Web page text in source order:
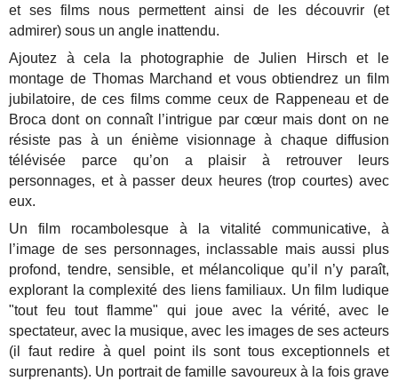
et ses films nous permettent ainsi de les découvrir (et
admirer) sous un angle inattendu.
Ajoutez à cela la photographie de Julien Hirsch et le
montage de Thomas Marchand et vous obtiendrez un film
jubilatoire, de ces films comme ceux de Rappeneau et de
Broca dont on connaît l’intrigue par cœur mais dont on ne
résiste pas à un énième visionnage à chaque diffusion
télévisée parce qu’on a plaisir à retrouver leurs
personnages, et à passer deux heures (trop courtes) avec
eux.
Un film rocambolesque à la vitalité communicative, à
l’image de ses personnages, inclassable mais aussi plus
profond, tendre, sensible, et mélancolique qu’il n’y paraît,
explorant la complexité des liens familiaux. Un film ludique
"tout feu tout flamme" qui joue avec la vérité, avec le
spectateur, avec la musique, avec les images de ses acteurs
(il faut redire à quel point ils sont tous exceptionnels et
surprenants). Un portrait de famille savoureux à la fois grave